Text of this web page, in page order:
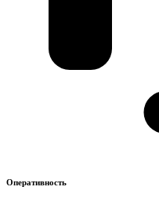
Оперативность